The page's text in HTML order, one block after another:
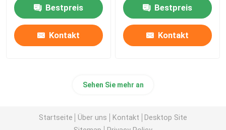
Bestpreis
Kontakt
der Mikrofon-
Schwarzes paginiert
Bestpreis
Kontakt
Sehen Sie mehr an
Startseite Über uns Kontakt
Desktop Site